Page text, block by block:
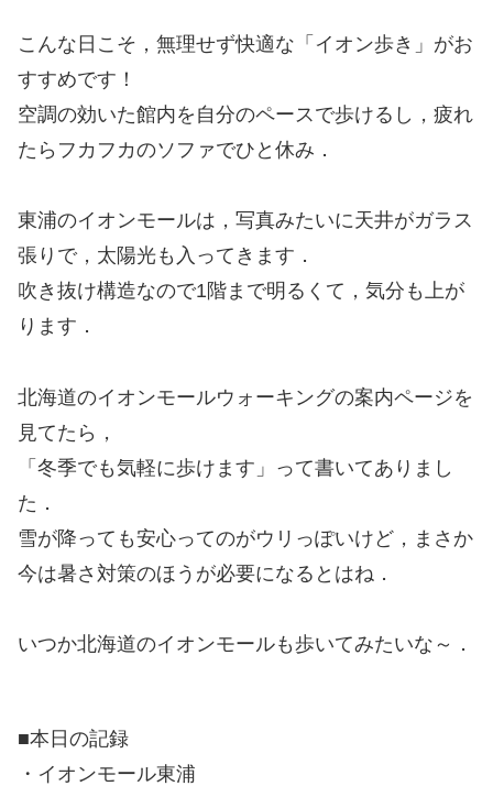
こんな日こそ，無理せず快適な「イオン歩き」がお
すすめです！
空調の効いた館内を自分のペースで歩けるし，疲れ
たらフカフカのソファでひと休み．
東浦のイオンモールは，写真みたいに天井がガラス
張りで，太陽光も入ってきます．
吹き抜け構造なので1階まで明るくて，気分も上が
ります．
北海道のイオンモールウォーキングの案内ページを
見てたら，
「冬季でも気軽に歩けます」って書いてありまし
た．
雪が降っても安心ってのがウリっぽいけど，まさか
今は暑さ対策のほうが必要になるとはね．
いつか北海道のイオンモールも歩いてみたいな～．
■本日の記録
・イオンモール東浦